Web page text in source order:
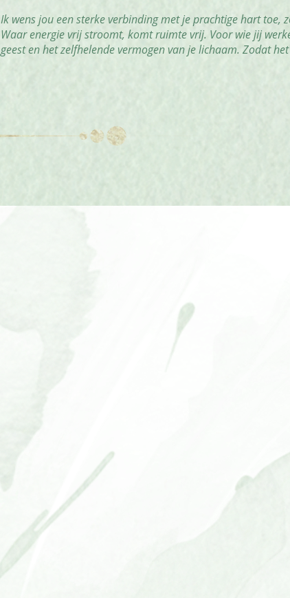
Ik wens jou een sterke verbinding met je prachtige hart toe,
Waar energie vrij stroomt, komt ruimte vrij. Voor wie jij
geest en het zelfhelende vermogen van je lichaam. Zodat